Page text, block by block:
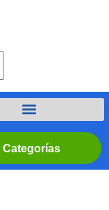
Categorías